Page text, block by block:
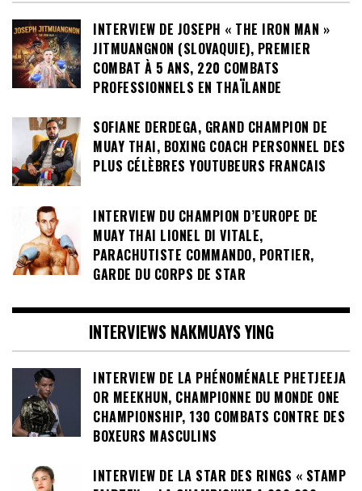
INTERVIEW DE JOSEPH « THE IRON MAN »
JITMUANGNON (SLOVAQUIE), PREMIER
COMBAT À 5 ANS, 220 COMBATS
PROFESSIONNELS EN THAÏLANDE
SOFIANE DERDEGA, GRAND CHAMPION DE
MUAY THAI, BOXING COACH PERSONNEL DES
PLUS CÉLÈBRES YOUTUBEURS FRANCAIS
INTERVIEW DU CHAMPION D’EUROPE DE
MUAY THAI LIONEL DI VITALE,
PARACHUTISTE COMMANDO, PORTIER,
GARDE DU CORPS DE STAR
INTERVIEWS NAKMUAYS YING
INTERVIEW DE LA PHÉNOMÉNALE PHETJEEJA
OR MEEKHUN, CHAMPIONNE DU MONDE ONE
CHAMPIONSHIP, 130 COMBATS CONTRE DES
BOXEURS MASCULINS
INTERVIEW DE LA STAR DES RINGS « STAMP